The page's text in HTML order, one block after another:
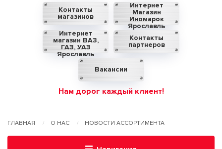
Контакты
магазинов
Интернет
Магазин
Иномарок
Ярославль
Интернет
магазин ВАЗ,
ГАЗ, УАЗ
Ярославль
Контакты
партнеров
Вакансии
Нам дорог каждый клиент!
ГЛАВНАЯ О НАС НОВОСТИ АССОРТИМЕНТА